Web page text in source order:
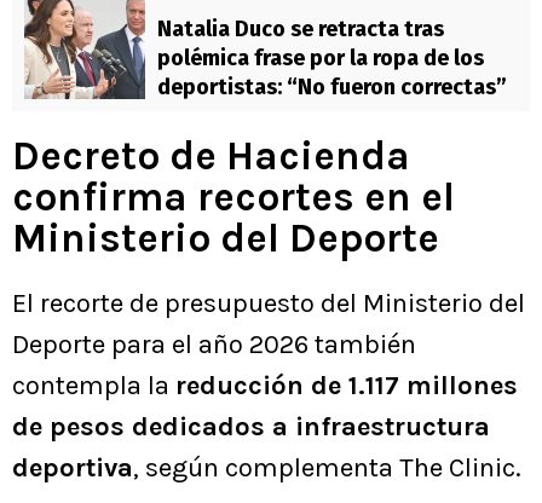
Natalia Duco se retracta tras
polémica frase por la ropa de los
deportistas: “No fueron correctas”
Decreto de Hacienda
confirma recortes en el
Ministerio del Deporte
El recorte de presupuesto del Ministerio del
Deporte para el año 2026 también
contempla la reducción de 1.117 millones
de pesos dedicados a infraestructura
deportiva, según complementa The Clinic.